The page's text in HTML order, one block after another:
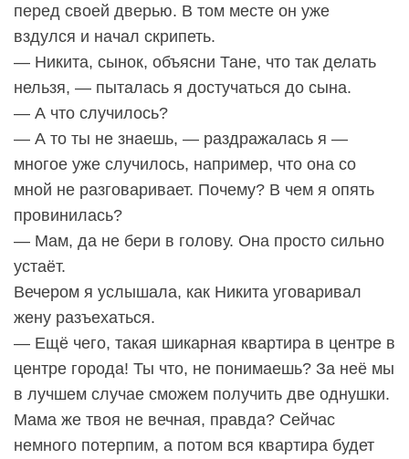
перед своей дверью. В том месте он уже
вздулся и начал скрипеть.
— Никита, сынок, объясни Тане, что так делать
нельзя, — пыталась я достучаться до сына.
— А что случилось?
— А то ты не знаешь, — раздражалась я —
многое уже случилось, например, что она со
мной не разговаривает. Почему? В чем я опять
провинилась?
— Мам, да не бери в голову. Она просто сильно
устаёт.
Вечером я услышала, как Никита уговаривал
жену разъехаться.
— Ещё чего, такая шикарная квартира в центре в
центре города! Ты что, не понимаешь? За неё мы
в лучшем случае сможем получить две однушки.
Мама же твоя не вечная, правда? Сейчас
немного потерпим, а потом вся квартира будет